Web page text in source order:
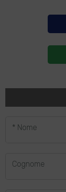
* Nome
Cognome